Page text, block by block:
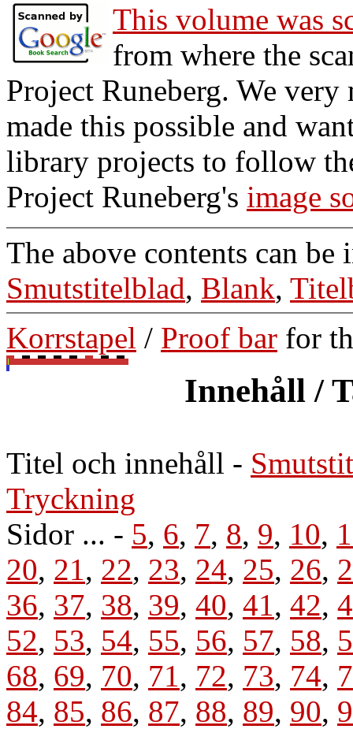
This volume was
from where the
Project Runeberg. We
made this possible and
library projects to follow
Project Runeberg's image
The above contents can be
Smutstitelblad, Blank,
Korrstapel / Proof bar for
Innehåll /
Titel och innehåll -
Tryckning
Sidor ... - 5, 6, 7, 8, 9, 10,
20, 21, 22, 23, 24, 25, 26,
36, 37, 38, 39, 40, 41, 42,
52, 53, 54, 55, 56, 57, 58,
68, 69, 70, 71, 72, 73, 74,
84, 85, 86, 87, 88, 89, 90,